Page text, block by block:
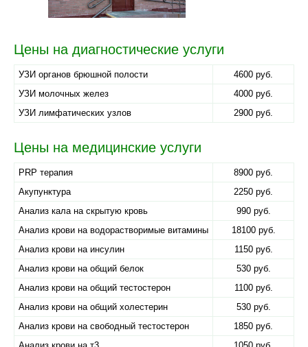
Цены на диагностические услуги
УЗИ органов брюшной полости
4600 руб.
УЗИ молочных желез
4000 руб.
УЗИ лимфатических узлов
2900 руб.
Цены на медицинские услуги
PRP терапия
8900 руб.
Акупунктура
2250 руб.
Анализ кала на скрытую кровь
990 руб.
Анализ крови на водорастворимые витамины
18100 руб.
Анализ крови на инсулин
1150 руб.
Анализ крови на общий белок
530 руб.
Анализ крови на общий тестостерон
1100 руб.
Анализ крови на общий холестерин
530 руб.
Анализ крови на свободный тестостерон
1850 руб.